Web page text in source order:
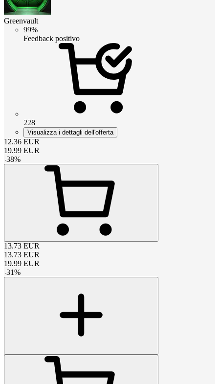
Greenvault
99%
Feedback positivo
228
Visualizza i dettagli dell'offerta
12.36 EUR
19.99 EUR
-38%
13.73 EUR
13.73 EUR
19.99 EUR
-31%